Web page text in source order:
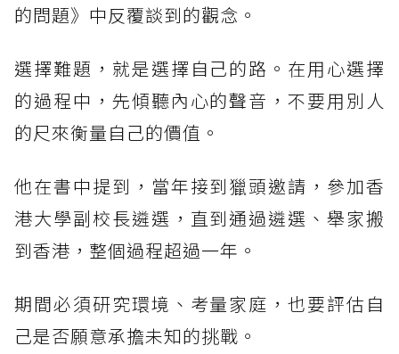
的問題》中反覆談到的觀念。
選擇難題，就是選擇自己的路。在用心選擇
的過程中，先傾聽內心的聲音，不要用別人
的尺來衡量自己的價值。
他在書中提到，當年接到獵頭邀請，參加香
港大學副校長遴選，直到通過遴選、舉家搬
到香港，整個過程超過一年。
期間必須研究環境、考量家庭，也要評估自
己是否願意承擔未知的挑戰。